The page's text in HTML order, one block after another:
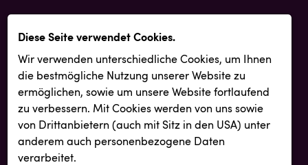
Diese Seite verwendet Cookies.
Wir verwenden unterschiedliche Cookies, um Ihnen
die best­mögliche Nutzung unserer Website zu
ermöglichen, sowie um unsere Website fortlaufend
zu verbessern. Mit Cookies werden von uns sowie
von Drittanbietern (auch mit Sitz in den USA) unter
anderem auch personenbezogene Daten
verarbeitet.